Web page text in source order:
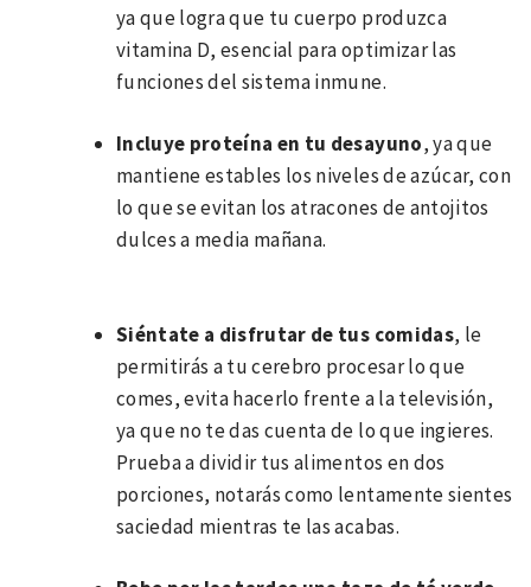
ya que logra que tu cuerpo produzca
vitamina D, esencial para optimizar las
funciones del sistema inmune.
Incluye proteína en tu desayuno, ya que
mantiene estables los niveles de azúcar, con
lo que se evitan los atracones de antojitos
dulces a media mañana.
Siéntate a disfrutar de tus comidas, le
permitirás a tu cerebro procesar lo que
comes, evita hacerlo frente a la televisión,
ya que no te das cuenta de lo que ingieres.
Prueba a dividir tus alimentos en dos
porciones, notarás como lentamente sientes
saciedad mientras te las acabas.